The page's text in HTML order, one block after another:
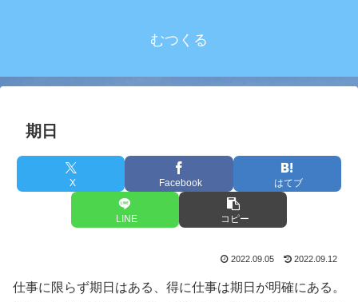
むつくる
期日
X Facebook はてブ
LINE コピー
2022.09.05 2022.09.12
仕事に限らず期日はある、得に仕事は期日が明確にある。